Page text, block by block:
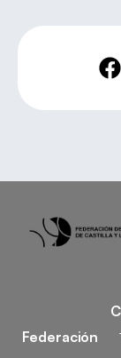
Federación